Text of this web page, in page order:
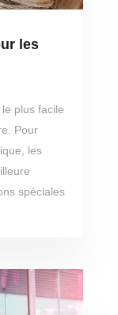
les
plus facile
Pour
les
spéciales